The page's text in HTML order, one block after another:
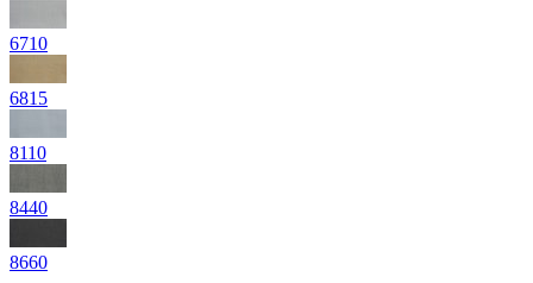
6710
6815
8110
8440
8660